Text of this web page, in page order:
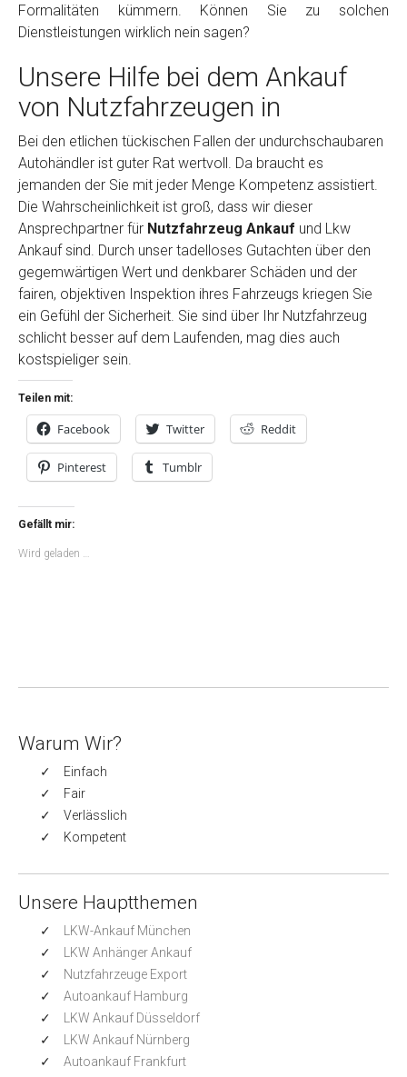
Formalitäten kümmern. Können Sie zu solchen
Dienstleistungen wirklich nein sagen?
Unsere Hilfe bei dem Ankauf
von Nutzfahrzeugen in
Bei den etlichen tückischen Fallen der undurchschaubaren
Autohändler ist guter Rat wertvoll. Da braucht es
jemanden der Sie mit jeder Menge Kompetenz assistiert.
Die Wahrscheinlichkeit ist groß, dass wir dieser
Ansprechpartner für Nutzfahrzeug Ankauf und Lkw
Ankauf sind. Durch unser tadelloses Gutachten über den
gegemwärtigen Wert und denkbarer Schäden und der
fairen, objektiven Inspektion ihres Fahrzeugs kriegen Sie
ein Gefühl der Sicherheit. Sie sind über Ihr Nutzfahrzeug
schlicht besser auf dem Laufenden, mag dies auch
kostspieliger sein.
Teilen mit:
Facebook Twitter Reddit
Pinterest Tumblr
Gefällt mir:
Wird geladen …
Warum Wir?
Einfach
Fair
Verlässlich
Kompetent
Unsere Hauptthemen
LKW-Ankauf München
LKW Anhänger Ankauf
Nutzfahrzeuge Export
Autoankauf Hamburg
LKW Ankauf Düsseldorf
LKW Ankauf Nürnberg
Autoankauf Frankfurt